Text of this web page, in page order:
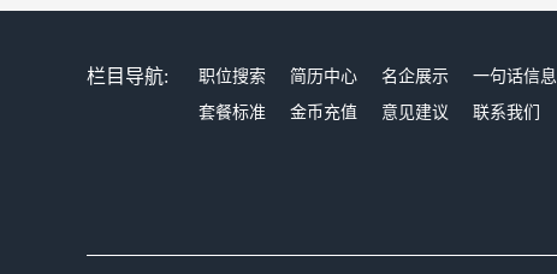
栏目导航: 职位搜索 简历中心 名企展示 一句话信息
套餐标准
金币充值 意见建议 联系我们